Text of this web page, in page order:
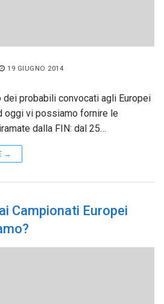
19 GIUGNO 2014
dei probabili convocati agli Europei
oggi vi possiamo fornire le
dalla FIN: dal 25…
→
Campionati Europei